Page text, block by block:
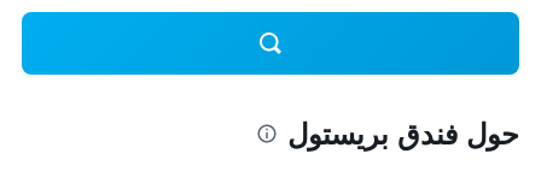
حول فندق بريستول